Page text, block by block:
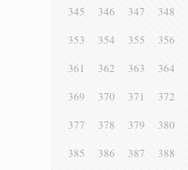
345
346 347 348
353
354 355 356
361
362 363 364
369
370 371 372
377
378 379 380
385
386 387 388